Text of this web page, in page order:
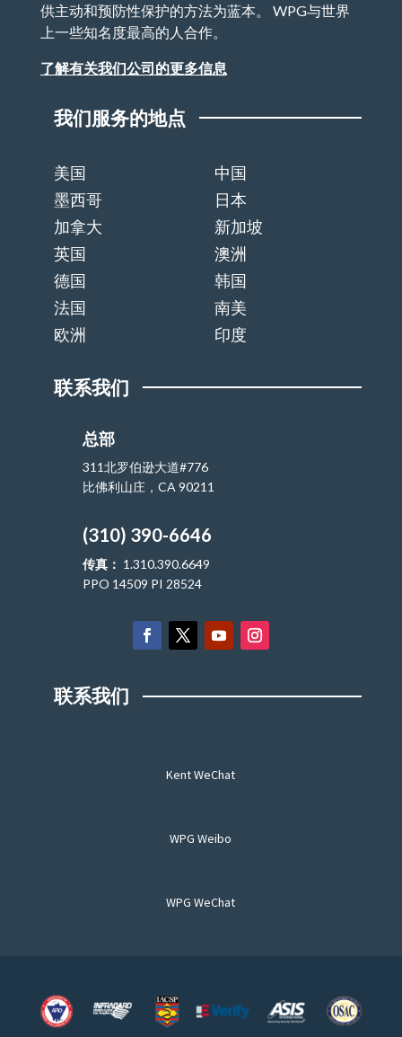
供主动和预防性保护的方法为蓝本。 WPG与世界
上一些知名度最高的人合作。
了解有关我们公司的更多信息
我们服务的地点
美国
中国
墨西哥
日本
加拿大
新加坡
英国
澳洲
德国
韩国
法国
南美
欧洲
印度
联系我们
总部
311北罗伯逊大道#776
比佛利山庄，CA 90211
(310) 390-6646
传真： 1.310.390.6649
PPO 14509 PI 28524
联系我们
Kent WeChat
WPG Weibo
WPG WeChat